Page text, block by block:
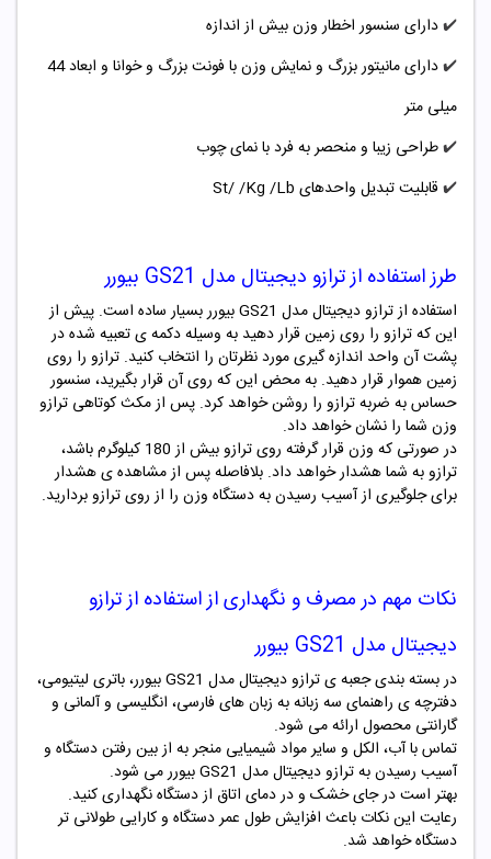
✔️دارای سنسور اخطار وزن بیش از اندازه
✔️
دارای مانیتور بزرگ و نمایش وزن با فونت بزرگ و خوانا و ابعاد 44
میلی متر
✔️طراحی زیبا و منحصر به فرد با نمای چوب
✔️ قابلیت تبدیل واحدهای St/ /Kg /Lb
طرز استفاده از ترازو دیجیتال مدل GS21 بیورر
استفاده از ترازو دیجیتال مدل GS21 بیورر بسیار ساده است. پیش از
این که ترازو را روی زمین قرار دهید به وسیله دکمه ی تعبیه شده در
پشت آن واحد اندازه گیری مورد نظرتان را انتخاب کنید. ترازو را روی
زمین هموار قرار دهید. به محض این که روی آن قرار بگیرید، سنسور
حساس به ضربه ترازو را روشن خواهد کرد. پس از مکث کوتاهی ترازو
وزن شما را نشان خواهد داد.
در صورتی که وزن قرار گرفته روی ترازو بیش از 180 کیلوگرم باشد،
ترازو به شما هشدار خواهد داد. بلافاصله پس از مشاهده ی هشدار
برای جلوگیری از آسیب رسیدن به دستگاه وزن را از روی ترازو بردارید.
نکات مهم در مصرف و نگهداری از استفاده از ترازو
دیجیتال مدل GS21 بیورر
در بسته بندی جعبه ی ترازو دیجیتال مدل GS21 بیورر، باتری لیتیومی،
دفترچه ی راهنمای سه زبانه به زبان های فارسی، انگلیسی و آلمانی و
گارانتی محصول ارائه می شود.
تماس با آب، الکل و سایر مواد شیمیایی منجر به از بین رفتن دستگاه و
آسیب رسیدن به ترازو دیجیتال مدل GS21 بیورر می شود.
بهتر است در جای خشک و در دمای اتاق از دستگاه نگهداری کنید.
رعایت این نکات باعث افزایش طول عمر دستگاه و کارایی طولانی تر
دستگاه خواهد شد.